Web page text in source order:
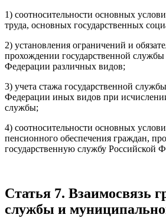
1) соотносительности основных
труда, основных государственных
2) установления ограничений и
прохождении государственной службы
Федерации различных видов;
3) учета стажа государственной
Федерации иных видов при
службы;
4) соотносительности основных
пенсионного обеспечения граждан,
государственную службу Российской
Статья 7. Взаимосвязь
службы и